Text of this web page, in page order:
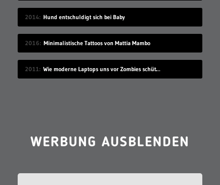
2014 Hund entschuldigt sich bei Baby
2016 Minimalistische Tattoos von Mattia Mambo
2011 Wie moderne Laptops uns vor Zombies schützen
WERBUNG AUSBLENDEN